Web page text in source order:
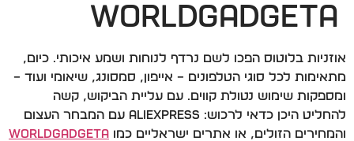
WorldGadgeta
אוזניות בלוטוס הפכו לשם נרדף לנוחות ושמע איכותי. כיום,
מתאימות לכל סוגי הטלפונים – אייפון, סמסונג, שיאומי ועוד –
ומספקות שימוש נטולת קווים. עם עליית הביקוש, קשה
להחליט היכן כדאי לרכוש: AliExpress עם המבחר העצום
והמחירים הזולים, או אתרים ישראליים כמו WorldGadgeta